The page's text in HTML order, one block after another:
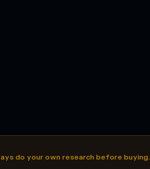
do your own research before buying.